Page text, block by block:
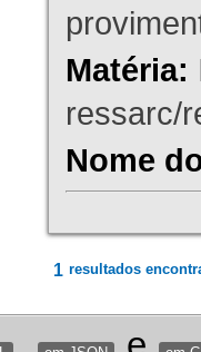
Matéria:
ressarc/
Nome
1 resultados